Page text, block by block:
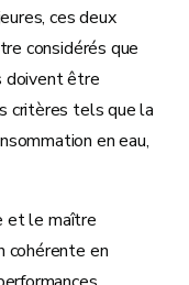
ces deux
considérés que
doivent être
critères tels que la
en eau,
et le maître
cohérente en